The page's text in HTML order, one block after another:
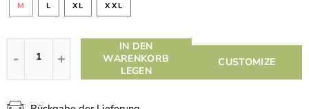
M L XL XXL
IN DEN
WARENKORB
LEGEN
CUSTOMIZE